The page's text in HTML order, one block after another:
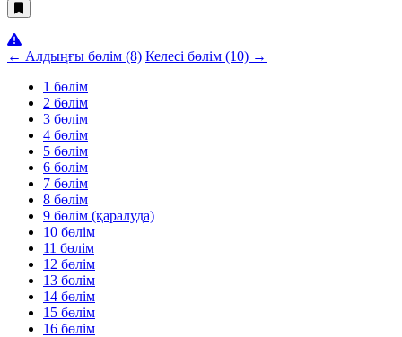
← Алдыңғы бөлім (8) Келесі бөлім (10) →
1 бөлім
2 бөлім
3 бөлім
4 бөлім
5 бөлім
6 бөлім
7 бөлім
8 бөлім
9 бөлім (қаралуда)
10 бөлім
11 бөлім
12 бөлім
13 бөлім
14 бөлім
15 бөлім
16 бөлім